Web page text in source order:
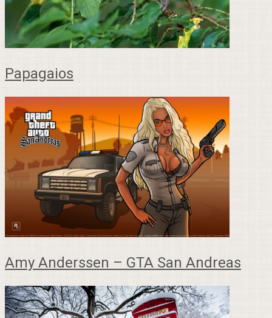
Papagaios
Amy Anderssen – GTA San Andreas